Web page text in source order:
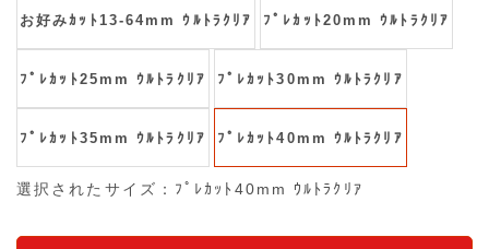
お好みｶｯﾄ13-64mm ｳﾙﾄﾗｸﾘｱ ﾌﾟﾚｶｯﾄ20mm ｳﾙﾄﾗｸﾘｱ
ﾌﾟﾚｶｯﾄ25mm ｳﾙﾄﾗｸﾘｱ ﾌﾟﾚｶｯﾄ30mm ｳﾙﾄﾗｸﾘｱ
ﾌﾟﾚｶｯﾄ35mm ｳﾙﾄﾗｸﾘｱ ﾌﾟﾚｶｯﾄ40mm ｳﾙﾄﾗｸﾘｱ
選択されたサイズ：ﾌﾟﾚｶｯﾄ40mm ｳﾙﾄﾗｸﾘｱ